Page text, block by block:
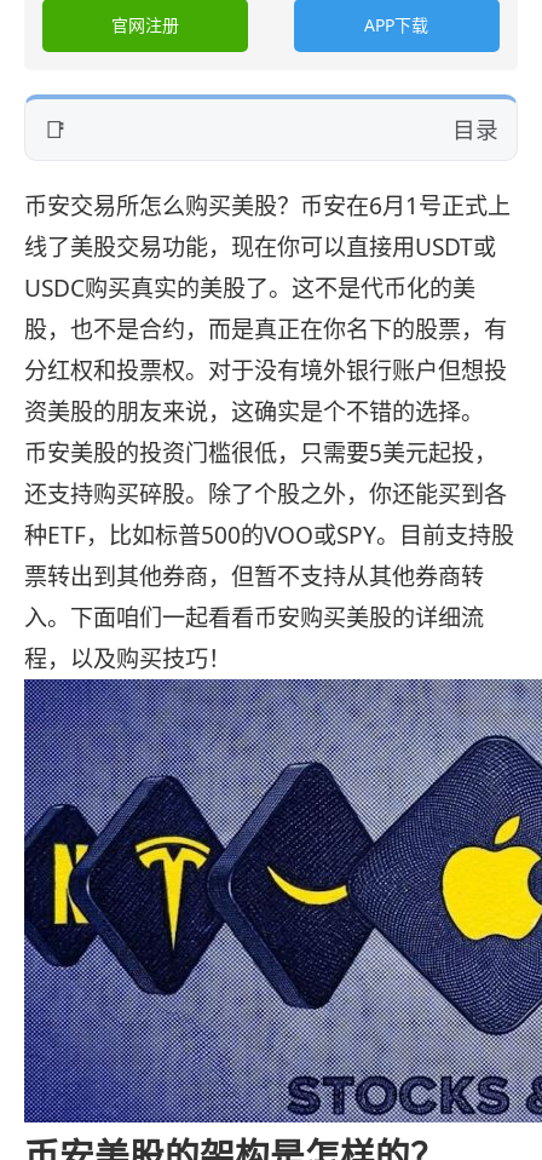
官网注册 APP下载
目录
币安交易所怎么购买美股？币安在6月1号正式上
线了美股交易功能，现在你可以直接用USDT或
USDC购买真实的美股了。这不是代币化的美
股，也不是合约，而是真正在你名下的股票，有
分红权和投票权。对于没有境外银行账户但想投
资美股的朋友来说，这确实是个不错的选择。
币安美股的投资门槛很低，只需要5美元起投，
还支持购买碎股。除了个股之外，你还能买到各
种ETF，比如标普500的VOO或SPY。目前支持股
票转出到其他券商，但暂不支持从其他券商转
入。下面咱们一起看看币安购买美股的详细流
程，以及购买技巧！